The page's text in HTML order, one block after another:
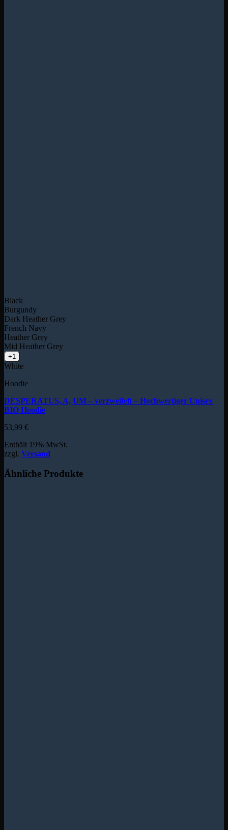
Black
Burgundy
Dark Heather Grey
French Navy
Heather Grey
Mid Heather Grey
+1
White
Hoodie
DESPERATUS, A, UM – verzweifelt – Hochwertiger Unisex
BIO Hoodie
53,99 €
Enthält 19% MwSt.
zzgl. Versand
Ähnliche Produkte